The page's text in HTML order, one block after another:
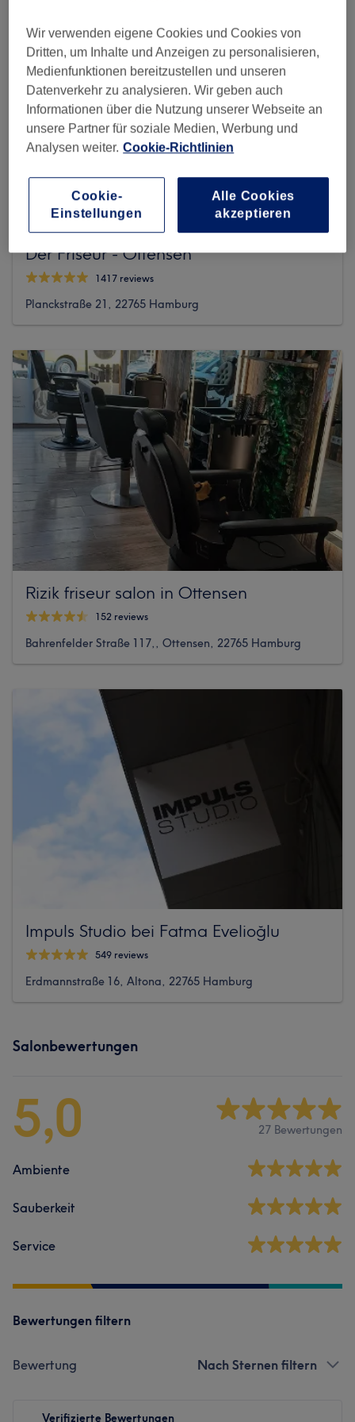
Der Friseur - Ottensen
1417 reviews
Planckstraße 21, 22765 Hamburg
Rizik friseur salon in Ottensen
152 reviews
Bahrenfelder Straße 117,, Ottensen, 22765 Hamburg
Impuls Studio bei Fatma Evelioğlu
549 reviews
Erdmannstraße 16, Altona, 22765 Hamburg
Salonbewertungen
5,0 27 Bewertungen
Ambiente
Sauberkeit
Service
Bewertungen filtern
Bewertung Nach Sternen filtern
Verifizierte Bewertungen
Wir verwenden eigene Cookies und Cookies von
Dritten, um Inhalte und Anzeigen zu personalisieren,
Medienfunktionen bereitzustellen und unseren
Datenverkehr zu analysieren. Wir geben auch
Informationen über die Nutzung unserer Webseite an
unsere Partner für soziale Medien, Werbung und
Analysen weiter. Cookie-Richtlinien
Cookie-
Einstellungen
Alle Cookies
akzeptieren